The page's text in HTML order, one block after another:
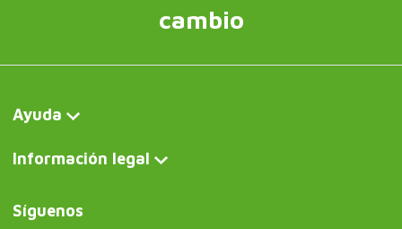
cambio
Ayuda
Información legal
Síguenos